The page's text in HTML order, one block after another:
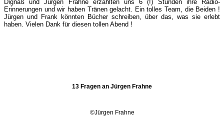
Dignaß und Jürgen Frahne erzählten uns 6 (!) Stunden ihre Radio-
Erinnerungen und wir haben Tränen gelacht. Ein tolles Team, die Beiden !
Jürgen und Frank könnten Bücher schreiben, über das, was sie erlebt
haben. Vielen Dank für diesen tollen Abend !
13 Fragen an Jürgen Frahne
©Jürgen Frahne